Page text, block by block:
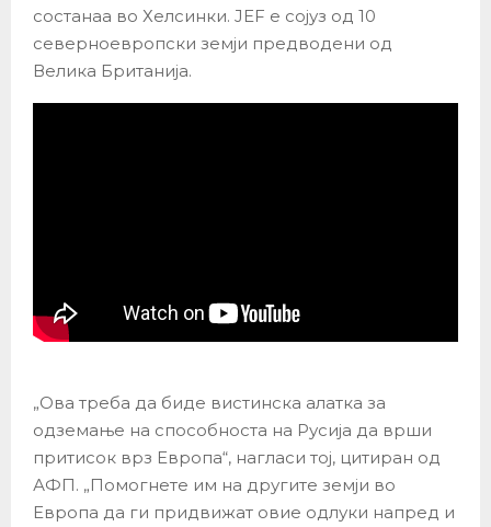
состанаа во Хелсинки. JEF е сојуз од 10
северноевропски земји предводени од
Велика Британија.
„Ова треба да биде вистинска алатка за
одземање на способноста на Русија да врши
притисок врз Европа“, нагласи тој, цитиран од
АФП. „Помогнете им на другите земји во
Европа да ги придвижат овие одлуки напред и